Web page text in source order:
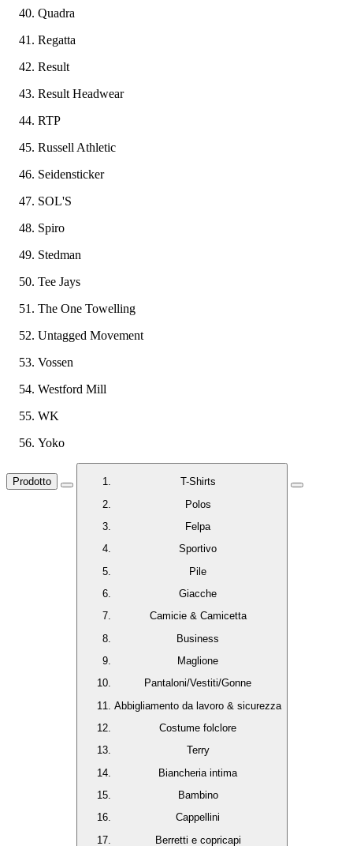
Quadra
Regatta
Result
Result Headwear
RTP
Russell Athletic
Seidensticker
SOL'S
Spiro
Stedman
Tee Jays
The One Towelling
Untagged Movement
Vossen
Westford Mill
WK
Yoko
Prodotto
T-Shirts
Polos
Felpa
Sportivo
Pile
Giacche
Camicie & Camicetta
Business
Maglione
Pantaloni/Vestiti/Gonne
Abbigliamento da lavoro & sicurezza
Costume folclore
Terry
Biancheria intima
Bambino
Cappellini
Berretti e copricapi